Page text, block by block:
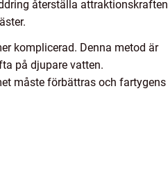
återställa attraktionskraften
komplicerad. Denna metod är
på djupare vatten.
måste förbättras och fartygens